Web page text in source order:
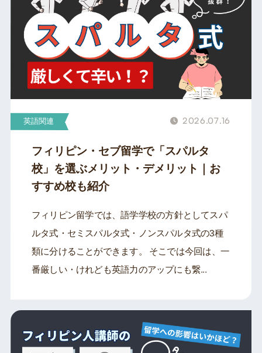
英語関連 2026.07.16
フィリピン・セブ留学で「スパルタ
校」を選ぶメリット・デメリット｜お
すすめ校も紹介
フィリピン留学では、語学学校の方針としてスパ
ルタ式・セミスパルタ式・ノンスパルタ式の3種
類に分けることができます。 そこでは今回は、一
番厳しい・けれども英語力のアップにも繋...